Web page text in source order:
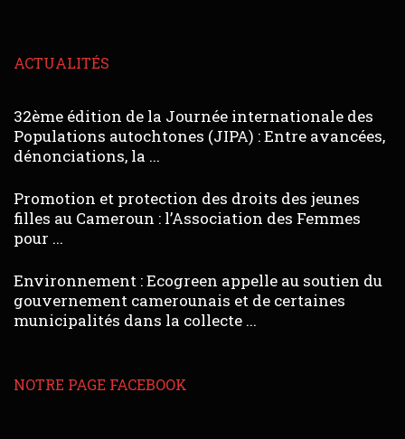
ACTUALITÉS
32ème édition de la Journée internationale des
Populations autochtones (JIPA) : Entre avancées,
dénonciations, la ...
Promotion et protection des droits des jeunes
filles au Cameroun : l’Association des Femmes
pour ...
Environnement : Ecogreen appelle au soutien du
gouvernement camerounais et de certaines
municipalités dans la collecte ...
NOTRE PAGE FACEBOOK